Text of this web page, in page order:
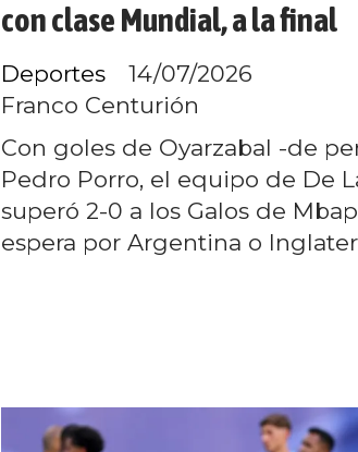
con clase Mundial, a la final
Franco Centurión
Deportes 14/07/2026
Con goles de Oyarzabal -de
Pedro Porro, el equipo de De
superó 2-0 a los Galos de
espera por Argentina o